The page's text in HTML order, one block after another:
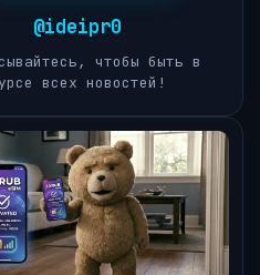
@ideipr0
чтобы быть в
всех новостей!